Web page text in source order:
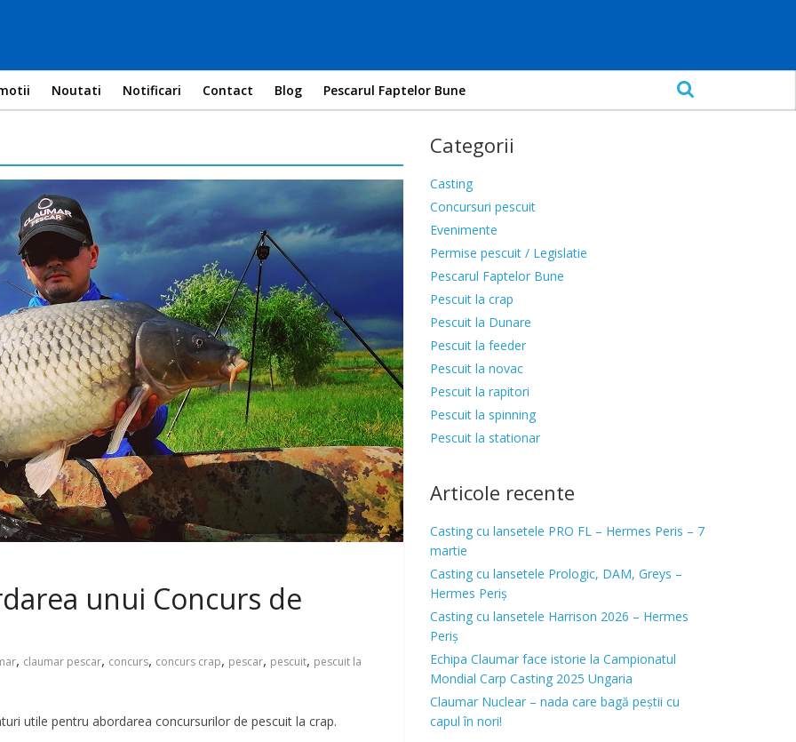
Noutati Notificari Contact Blog Pescarul Faptelor Bune
unui Concurs de
, claumar pescar, concurs, concurs crap, pescar, pescuit, pescuit la
utile pentru abordarea concursurilor de pescuit la crap.
Categorii
Casting
Concursuri pescuit
Evenimente
Permise pescuit / Legislatie
Pescarul Faptelor Bune
Pescuit la crap
Pescuit la Dunare
Pescuit la feeder
Pescuit la novac
Pescuit la rapitori
Pescuit la spinning
Pescuit la stationar
Articole recente
Casting cu lansetele PRO FL – Hermes Peris – 7
martie
Casting cu lansetele Prologic, DAM, Greys –
Hermes Periș
Casting cu lansetele Harrison 2026 – Hermes
Periș
Echipa Claumar face istorie la Campionatul
Mondial Carp Casting 2025 Ungaria
Claumar Nuclear – nada care bagă peștii cu
capul în nori!